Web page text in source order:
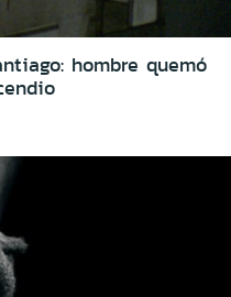
hombre quemó